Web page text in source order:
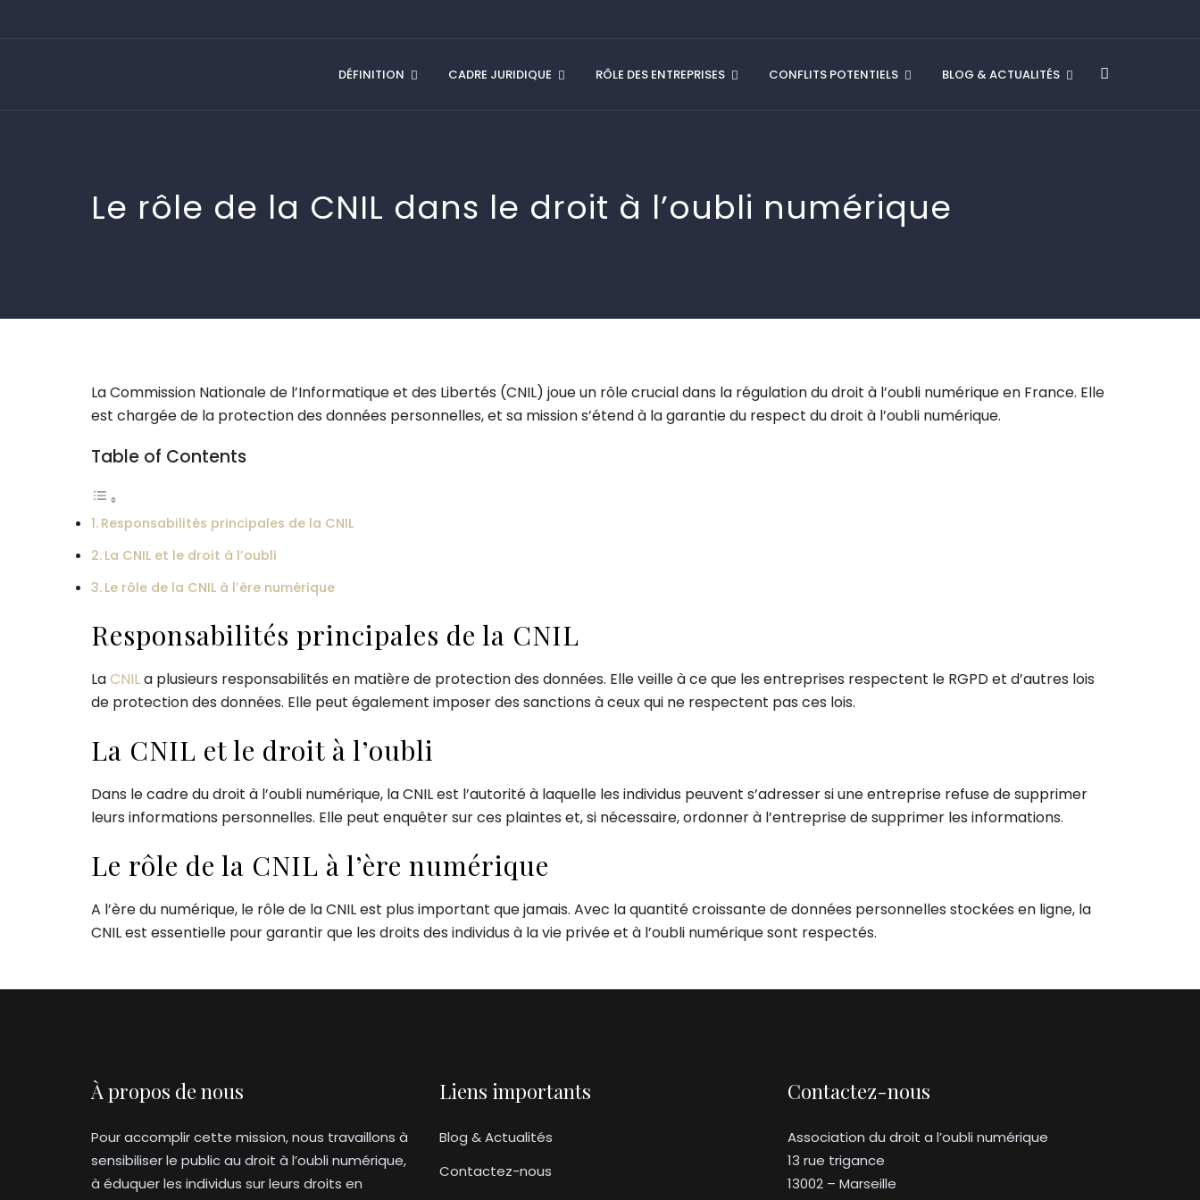
DÉFINITION CADRE JURIDIQUE RÔLE DES ENTREPRISES CONFLITS POTENTIELS BLOG & ACTUALITÉS
Le rôle de la CNIL dans le droit à l’oubli numérique
La Commission Nationale de l’Informatique et des Libertés (CNIL) joue un rôle crucial dans la régulation du droit à l’oubli numérique en France. Elle
est chargée de la protection des données personnelles, et sa mission s’étend à la garantie du respect du droit à l’oubli numérique.
Table of Contents
Responsabilités principales de la CNIL
La CNIL et le droit à l’oubli
Le rôle de la CNIL à l’ère numérique
Responsabilités principales de la CNIL
LaCNILa plusieurs responsabilités en matière de protection des données. Elle veille à ce que les entreprises respectent le RGPD et d’autres lois
de protection des données. Elle peut également imposer des sanctions à ceux qui ne respectent pas ces lois.
La CNIL et le droit à l’oubli
Dans le cadre du droit à l’oubli numérique, la CNIL est l’autorité à laquelle les individus peuvent s’adresser si une entreprise refuse de supprimer
leurs informations personnelles. Elle peut enquêter sur ces plaintes et, si nécessaire, ordonner à l’entreprise de supprimer les informations.
Le rôle de la CNIL à l’ère numérique
A l’ère du numérique, le rôle de la CNIL est plus important que jamais. Avec la quantité croissante de données personnelles stockées en ligne, la
CNIL est essentielle pour garantir que les droits des individus à la vie privée et à l’oubli numérique sont respectés.
À propos de nous
Pour accomplir cette mission, nous travaillons à
sensibiliser le public au droit à l’oubli numérique,
à éduquer les individus sur leurs droits en
Liens importants
Blog & Actualités
Contactez-nous
Contactez-nous
Association du droit a l’oubli numérique
13 rue trigance
13002 – Marseille